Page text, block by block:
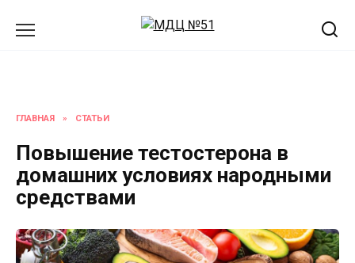
ГЛАВНАЯ » СТАТЬИ
Повышение тестостерона в
домашних условиях народными
средствами